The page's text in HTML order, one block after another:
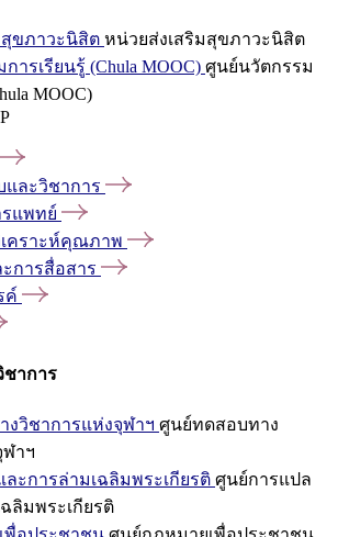
ขภาวะนิสิต หน่วยส่งเสริมสุขภาวะนิสิต
ารเรียนรู้ (Chula MOOC) ศูนย์นวัตกรรม
MOOC)
ละวิชาการ
แพทย์
คราะห์คุณภาพ
การสื่อสาร
ค์
าการ
วิชาการแห่งจุฬาฯ ศูนย์ทดสอบทาง
าฯ
ะการล่ามเฉลิมพระเกียรติ ศูนย์การแปล
ลิมพระเกียรติ